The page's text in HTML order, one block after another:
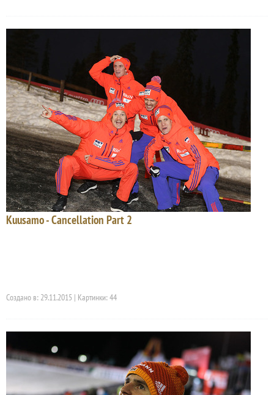
Kuusamo - Cancellation Part 2
Создано в: 29.11.2015 | Картинки: 44